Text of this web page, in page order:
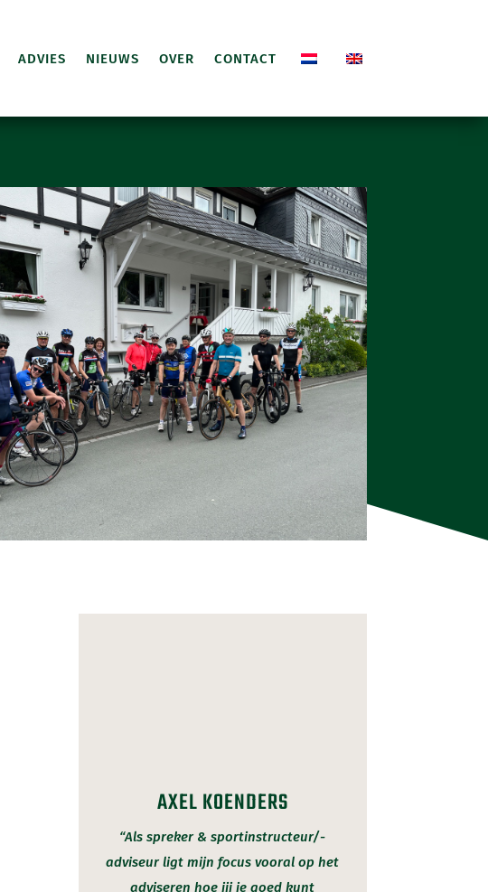
ADVIES NIEUWS OVER CONTACT
AXEL KOENDERS
“Als spreker & sportinstructeur/-
adviseur ligt mijn focus vooral op het
adviseren hoe jij je goed kunt